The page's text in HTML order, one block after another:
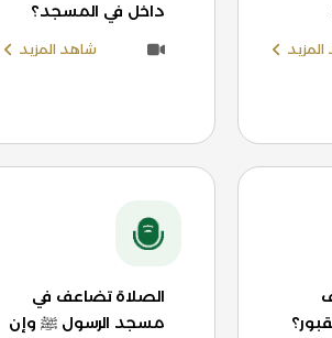
داخل في المسجد؟
شاهد المزيد
الصلاة تضاعف في
مسجد الرسول ﷺ وإن